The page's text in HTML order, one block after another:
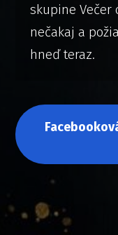
skupine Večer
nečakaj a
hneď teraz.